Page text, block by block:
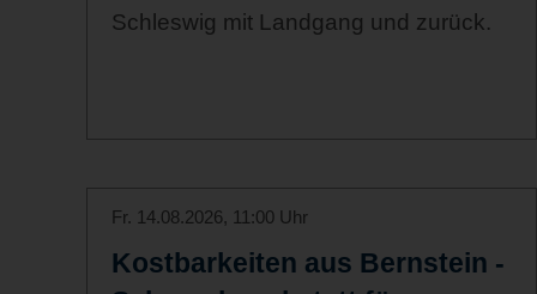
Schleswig mit Landgang und zurück.
Fr. 14.08.2026, 11:00 Uhr
Kostbarkeiten aus Bernstein -